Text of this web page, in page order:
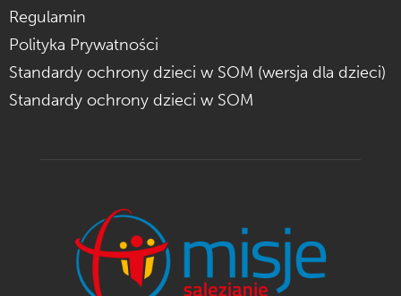
Regulamin
Polityka Prywatności
Standardy ochrony dzieci w SOM (wersja dla dzieci)
Standardy ochrony dzieci w SOM